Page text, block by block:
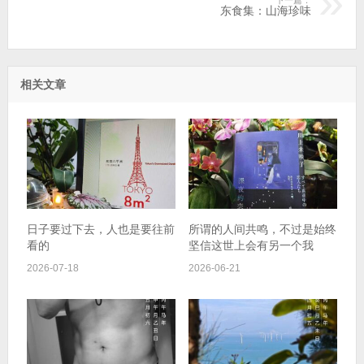
东食集：山海珍味
相关文章
日子要过下去，人也是要往前
看的
2026-07-18
所谓的人间共鸣，不过是始终
坚信这世上会有另一个我
2026-06-21